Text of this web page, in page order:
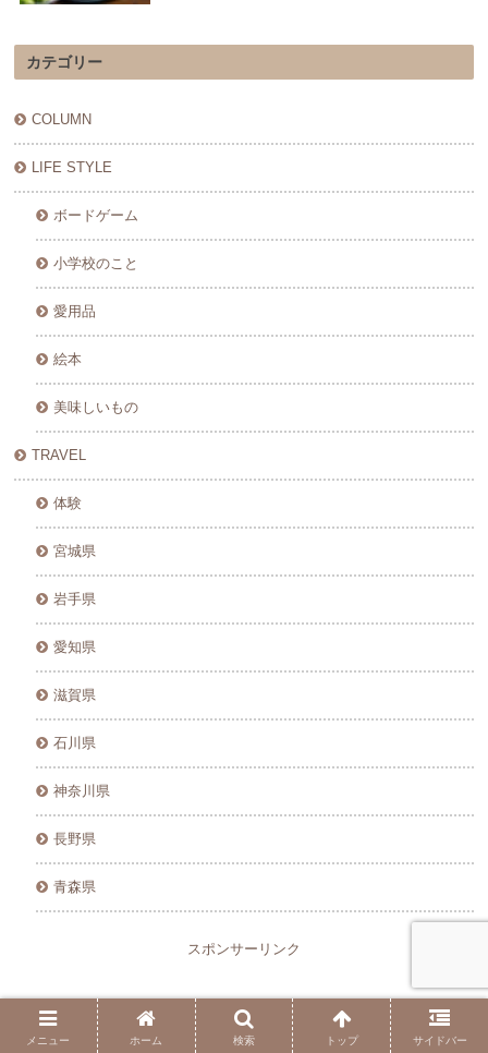
カテゴリー
COLUMN
LIFE STYLE
ボードゲーム
小学校のこと
愛用品
絵本
美味しいもの
TRAVEL
体験
宮城県
岩手県
愛知県
滋賀県
石川県
神奈川県
長野県
青森県
スポンサーリンク
メニュー ホーム 検索 トップ サイドバー